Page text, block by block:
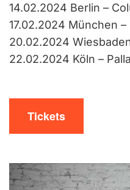
14.02.2024 Berlin –
17.02.2024 München –
20.02.2024
22.02.2024 Köln –
Tickets